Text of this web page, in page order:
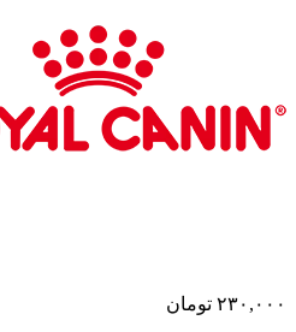
۲۳۰,۰۰۰ تومان